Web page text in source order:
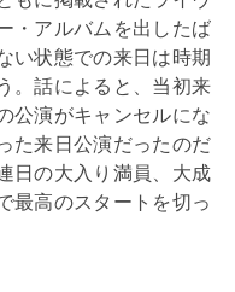
・アルバムを出したば
い状態での来日は時期
。話によると、当初来
公演がキャンセルにな
た来日公演だったのだ
日の大入り満員、大成
最高のスタートを切っ